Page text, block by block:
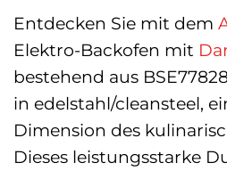
Entdecken Sie mit dem
Elektro-Backofen mit
bestehend aus
in edelstahl/cleansteel,
Dimension des
Dieses leistungsstarke